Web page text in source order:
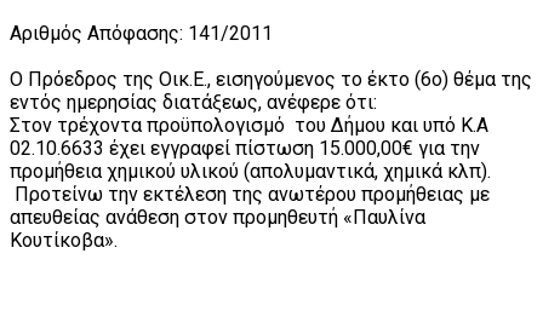
Αριθμός Απόφασης: 141/2011
Ο Πρόεδρος της Οικ.Ε., εισηγούμενος το έκτο (6ο) θέμα της
εντός ημερησίας διατάξεως, ανέφερε ότι:
Στον τρέχοντα προϋπολογισμό του Δήμου και υπό Κ.Α
02.10.6633 έχει εγγραφεί πίστωση 15.000,00€ για την
προμήθεια χημικού υλικού (απολυμαντικά, χημικά κλπ).
Προτείνω την εκτέλεση της ανωτέρου προμήθειας με
απευθείας ανάθεση στον προμηθευτή «Παυλίνα
Κουτίκοβα».